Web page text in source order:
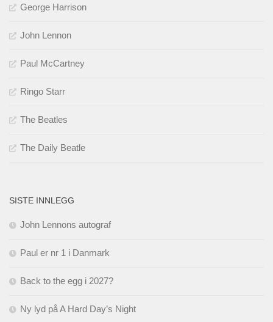
George Harrison
John Lennon
Paul McCartney
Ringo Starr
The Beatles
The Daily Beatle
SISTE INNLEGG
John Lennons autograf
Paul er nr 1 i Danmark
Back to the egg i 2027?
Ny lyd på A Hard Day’s Night